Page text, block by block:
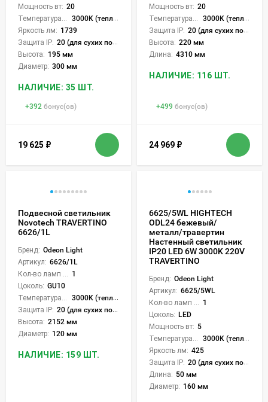
Мощность вт: 20
Температура света:
3000K (теплый)
Яркость лм: 1739
Защита IP: 20 (для сухих пом.)
Высота: 195 мм
Диаметр: 300 мм
НАЛИЧИЕ: 35 ШТ.
+392 бонус(ов)
19 625 ₽
Мощность вт: 20
Температура света:
3000K (теплый)
Защита IP: 20 (для сухих пом.)
Высота: 220 мм
Длина: 4310 мм
НАЛИЧИЕ: 116 ШТ.
+499 бонус(ов)
24 969 ₽
Подвесной светильник
Novotech TRAVERTINO
6626/1L
Бренд: Odeon Light
Артикул: 6626/1L
Кол-во ламп или LED: 1
Цоколь: GU10
Температура света:
3000K (теплый)
Защита IP: 20 (для сухих пом.)
Высота: 2152 мм
Диаметр: 120 мм
НАЛИЧИЕ: 159 ШТ.
6625/5WL HIGHTECH
ODL24 бежевый/
металл/травертин
Настенный светильник
IP20 LED 6W 3000K 220V
TRAVERTINO
Бренд: Odeon Light
Артикул: 6625/5WL
Кол-во ламп или LED: 1
Цоколь: LED
Мощность вт: 5
Температура света:
3000K (теплый)
Яркость лм: 425
Защита IP: 20 (для сухих пом.)
Длина: 50 мм
Диаметр: 160 мм